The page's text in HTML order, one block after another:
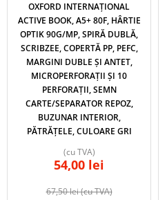
OXFORD INTERNAȚIONAL
ACTIVE BOOK, A5+ 80F, HÂRTIE
OPTIK 90G/MP, SPIRĂ DUBLĂ,
SCRIBZEE, COPERTĂ PP, PEFC,
MARGINI DUBLE ȘI ANTET,
MICROPERFORAȚII ȘI 10
PERFORAȚII, SEMN
CARTE/SEPARATOR REPOZ,
BUZUNAR INTERIOR,
PĂTRĂȚELE, CULOARE GRI
67,50lei(cu TVA)
54,00 lei
(cu TVA)